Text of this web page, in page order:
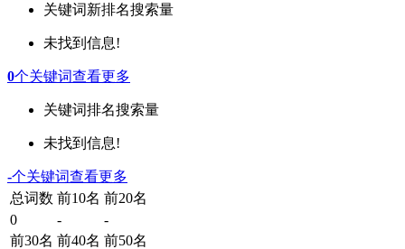
关键词新排名搜索量
未找到信息!
0个关键词查看更多
关键词排名搜索量
未找到信息!
-个关键词查看更多
总词数 前10名 前20名
0
-
-
前30名 前40名 前50名